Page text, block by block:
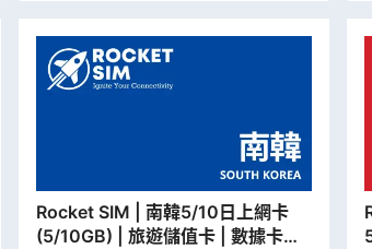
Rocket SIM | 南韓5/10日上網卡
(5/10GB) | 旅遊儲值卡 | 數據卡